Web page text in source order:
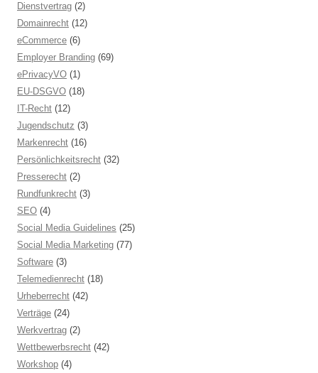
Dienstvertrag (2)
Domainrecht (12)
eCommerce (6)
Employer Branding (69)
ePrivacyVO (1)
EU-DSGVO (18)
IT-Recht (12)
Jugendschutz (3)
Markenrecht (16)
Persönlichkeitsrecht (32)
Presserecht (2)
Rundfunkrecht (3)
SEO (4)
Social Media Guidelines (25)
Social Media Marketing (77)
Software (3)
Telemedienrecht (18)
Urheberrecht (42)
Verträge (24)
Werkvertrag (2)
Wettbewerbsrecht (42)
Workshop (4)